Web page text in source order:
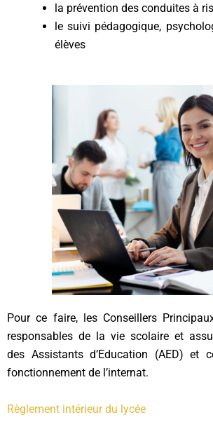
la prévention des conduites à
le suivi pédagogique,
élèves
Pour ce faire, les Conseillers
responsables de la vie scolaire et
des Assistants d’Education (AED) et
fonctionnement de l’internat.
Règlement intérieur du lycée